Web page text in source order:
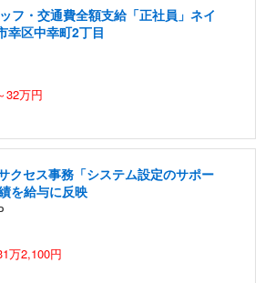
フ・交通費全額支給「正社員」ネイ
幸区中幸町2丁目
32万円
クセス事務「システム設定のサポー
を給与に反映
万2,100円